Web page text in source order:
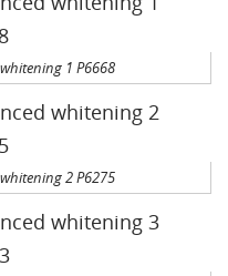
1 P6668
2 P6275